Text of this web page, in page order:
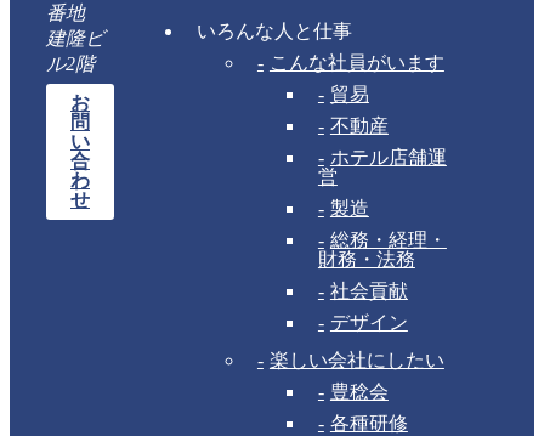
番地
建隆ビ
ル2階
お
問
い
合
わ
せ
いろんな人と仕事
こんな社員がいます
貿易
不動産
ホテル店舗運
営
製造
総務・経理・
財務・法務
社会貢献
デザイン
楽しい会社にしたい
豊稔会
各種研修